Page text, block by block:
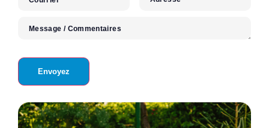
Message / Commentaires
Envoyez